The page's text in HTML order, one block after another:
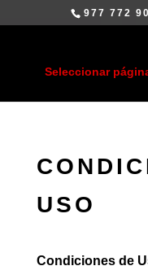
977 772
Seleccionar
USO
Condiciones de